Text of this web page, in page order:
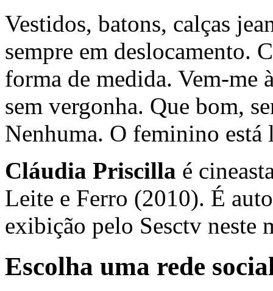
Vestidos, batons, calças
sempre em deslocamento.
forma de medida. Vem-me
sem vergonha. Que bom,
Nenhuma. O feminino
Cláudia Priscilla é
Leite e Ferro (2010). É
exibição pelo Sesctv neste
Escolha uma rede